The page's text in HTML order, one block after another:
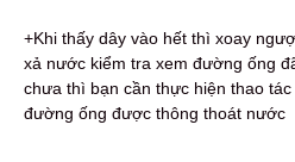
+Khi thấy dây vào hết thì xoay
xả nước kiểm tra xem đường ống
chưa thì bạn cần thực hiện thao
đường ống được thông thoát nước